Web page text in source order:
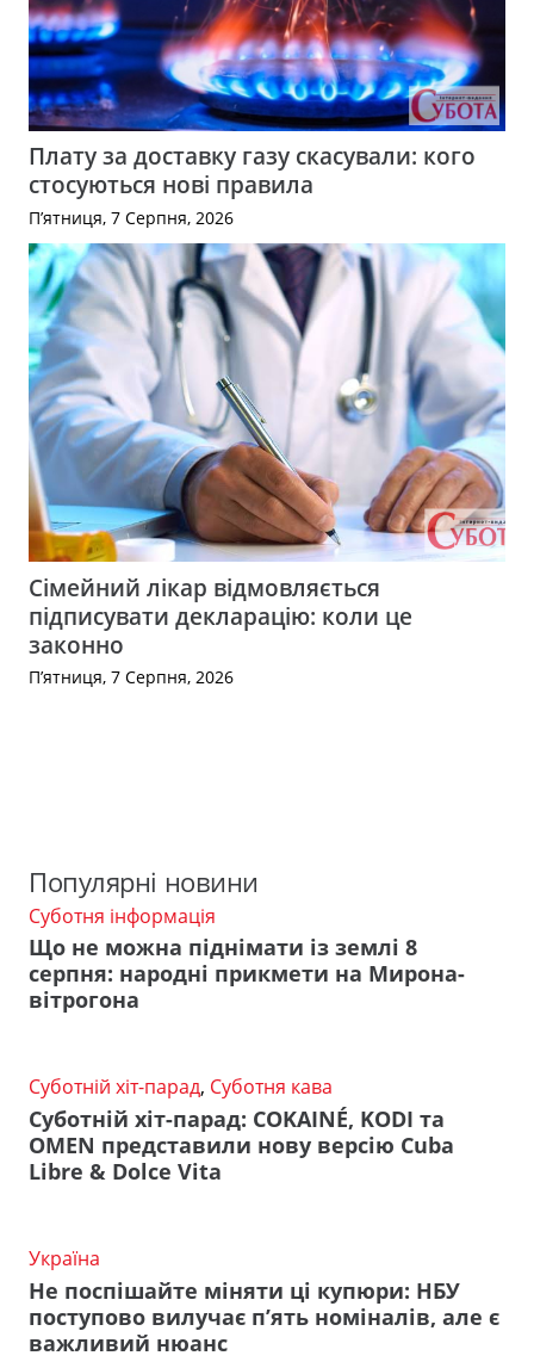
Плату за доставку газу скасували: кого
стосуються нові правила
П’ятниця, 7 Серпня, 2026
Сімейний лікар відмовляється
підписувати декларацію: коли це
законно
П’ятниця, 7 Серпня, 2026
Популярні новини
Суботня інформація
Що не можна піднімати із землі 8
серпня: народні прикмети на Мирона-
вітрогона
Суботній хіт-парад, Суботня кава
Суботній хіт-парад: COKAINÉ, KODI та
OMEN представили нову версію Cuba
Libre & Dolce Vita
Україна
Не поспішайте міняти ці купюри: НБУ
поступово вилучає п’ять номіналів, але є
важливий нюанс